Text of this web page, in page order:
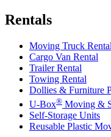
Rentals
Moving Truck Rental
Cargo Van Rental
Trailer Rental
Towing Rental
Dollies & Furniture
U-Box® Moving &
Self-Storage Units
Reusable Plastic